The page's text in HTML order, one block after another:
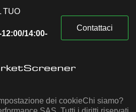
TUO
14:00-
Contattaci
dei cookieChi siamo?